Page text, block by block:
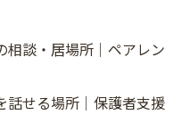
談・居場所｜ペアレン
せる場所｜保護者支援